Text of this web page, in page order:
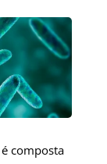
composta